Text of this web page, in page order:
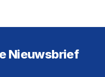
Nieuwsbrief